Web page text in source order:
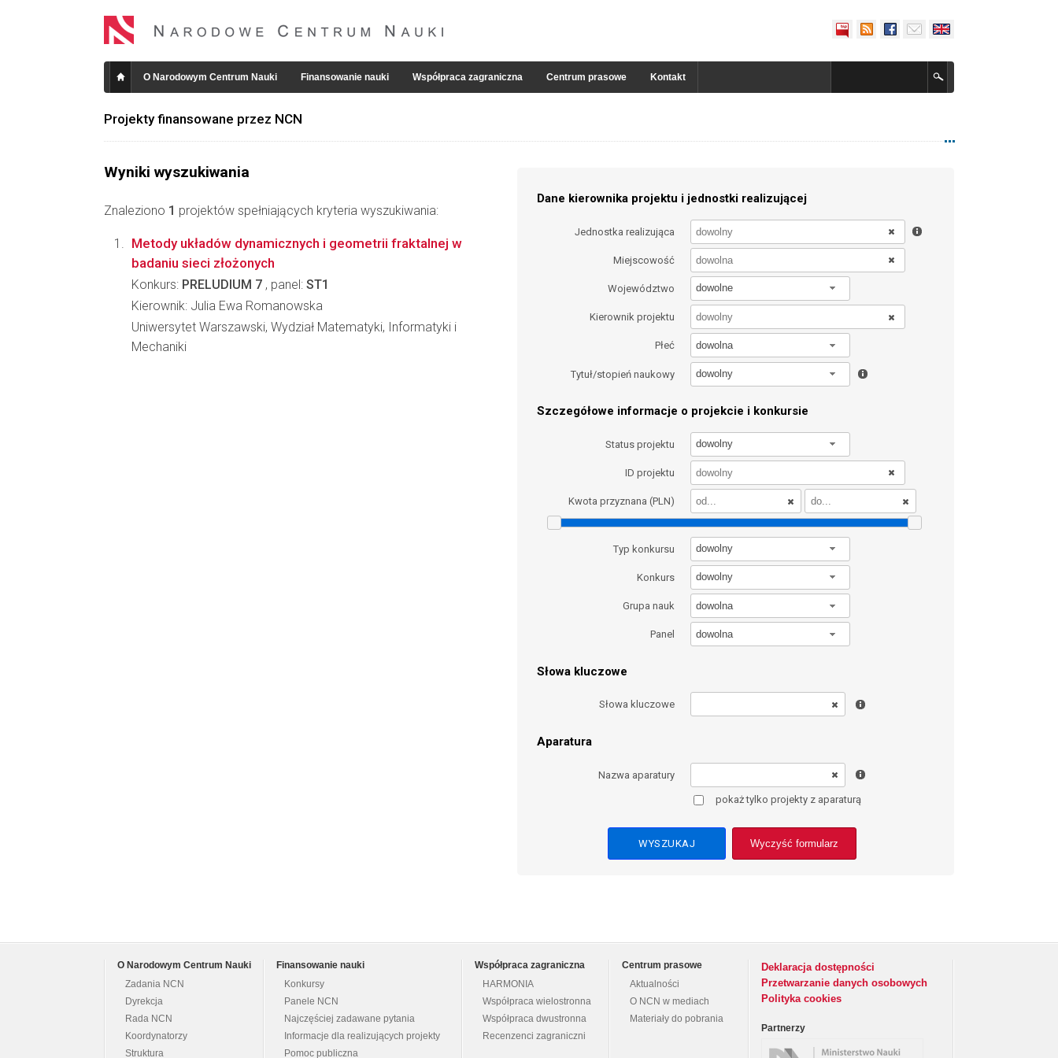
O Narodowym Centrum Nauki Finansowanie nauki Współpraca zagraniczna Centrum prasowe Kontakt
Projekty finansowane przez NCN
Wyniki wyszukiwania
Znaleziono 1 projektów spełniających kryteria wyszukiwania:
Dane kierownika projektu i jednostki realizującej
Jednostka realizująca
Miejscowość
Województwo dowolne
Kierownik projektu
Płeć dowolna
Tytuł/stopień naukowy dowolny
Szczegółowe informacje o projekcie i konkursie
Status projektu dowolny
ID projektu
Kwota przyznana (PLN)
Typ konkursu dowolny
Konkurs dowolny
Grupa nauk dowolna
Panel dowolna
Słowa kluczowe
Słowa kluczowe
Aparatura
Nazwa aparatury
pokaż tylko projekty z aparaturą
Wyczyść formularz
Metody układów dynamicznych i geometrii fraktalnej w
badaniu sieci złożonych
Konkurs: PRELUDIUM 7 , panel: ST1
Kierownik: Julia Ewa Romanowska
Uniwersytet Warszawski, Wydział Matematyki, Informatyki i
Mechaniki
O Narodowym Centrum Nauki
Zadania NCN
Dyrekcja
Rada NCN
Koordynatorzy
Struktura
Finansowanie nauki
Konkursy
Panele NCN
Najczęściej zadawane pytania
Informacje dla realizujących projekty
Pomoc publiczna
Współpraca zagraniczna
HARMONIA
Współpraca wielostronna
Współpraca dwustronna
Recenzenci zagraniczni
Centrum prasowe
Aktualności
O NCN w mediach
Materiały do pobrania
Deklaracja dostępności
Przetwarzanie danych osobowych
Polityka cookies
Partnerzy